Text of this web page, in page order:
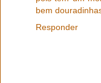
bem
Responder